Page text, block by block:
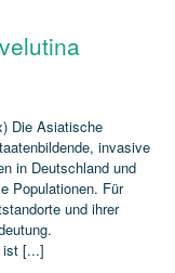
Die Asiatische
invasive
in Deutschland und
Populationen. Für
und ihrer
ist [...]